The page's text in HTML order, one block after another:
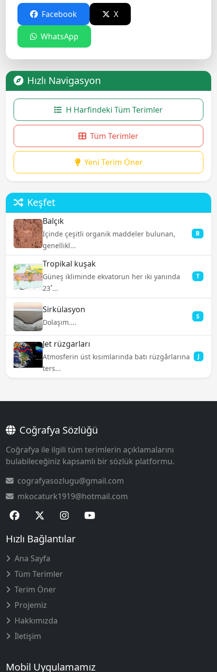
Facebook X
WhatsApp
Hızlı Navigasyon
H Harfindeki Tüm Terimler
Tüm Terimler
Yeni Terim Öner
Keşfet
Balçık
İçinde çeşitli organik maddeler bulunan,
genellikl...
B
Tropikal kuşak
Güneş ikliminde ekvatorun her iki yanında
23˚...
T
Sirkülasyon
Dolaşım....
S
Jet rüzgarları
Atmosferin üst kısımlarında batı rüzgârlarına
ters...
J
Coğrafya Sözlüğü
Coğrafya ile ilgili tüm terimlerin açıklamalarını
bulabileceğiniz kapsamlı bir sözlük platformu.
cografyasozlugu@gmail.com
mkocaturk1919@hotmail.com
Hızlı Bağlantılar
Ana Sayfa
Tüm Terimler
Terim Öner
Projemiz
Hakkımızda
İletişim
Mobil Uygulamamız